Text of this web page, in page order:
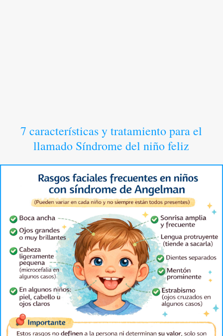
7 características y tratamiento para el
llamado Síndrome del niño feliz